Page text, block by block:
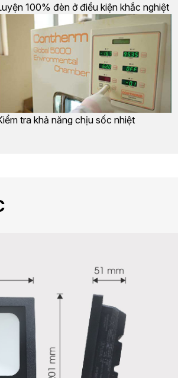
100% đèn ở điều kiện khắc nghiệt
tra khả năng chịu sốc nhiệt